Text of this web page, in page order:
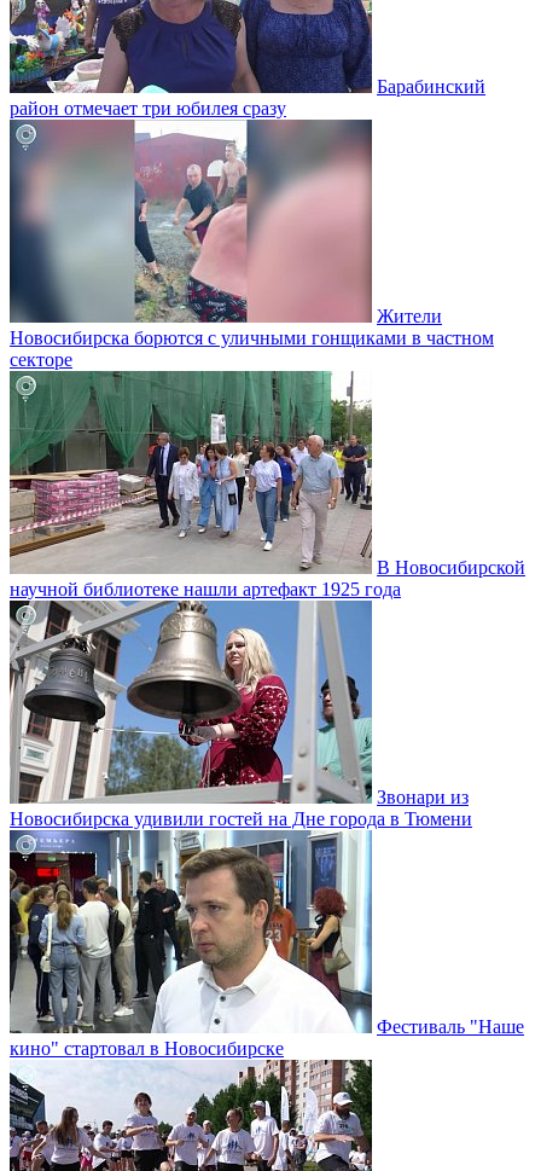
Барабинский
район отмечает три юбилея сразу
Жители
Новосибирска борются с уличными гонщиками в частном
секторе
В Новосибирской
научной библиотеке нашли артефакт 1925 года
Звонари из
Новосибирска удивили гостей на Дне города в Тюмени
Фестиваль "Наше
кино" стартовал в Новосибирске